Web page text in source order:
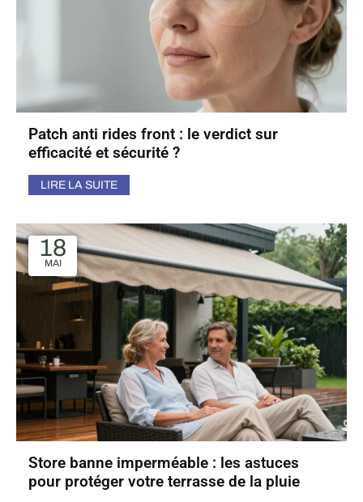
Patch anti rides front : le verdict sur
efficacité et sécurité ?
LIRE LA SUITE
18
MAI
Store banne imperméable : les astuces
pour protéger votre terrasse de la pluie